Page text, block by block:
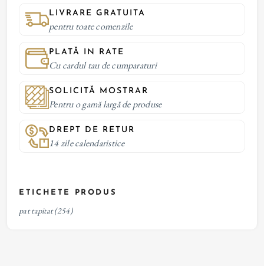
LIVRARE GRATUITA
pentru toate comenzile
PLATĂ IN RATE
Cu cardul tau de cumparaturi
SOLICITĂ MOSTRAR
Pentru o gamă largă de produse
DREPT DE RETUR
14 zile calendaristice
ETICHETE PRODUS
pat tapitat (254)